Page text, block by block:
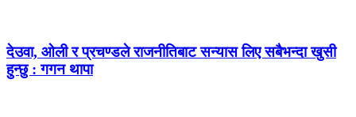
देउवा, ओली र प्रचण्डले राजनीतिबाट सन्यास लिए सबैभन्दा खुसी
हुन्छु : गगन थापा